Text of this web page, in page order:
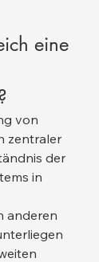
eine
von
zentraler
der
in
anderen